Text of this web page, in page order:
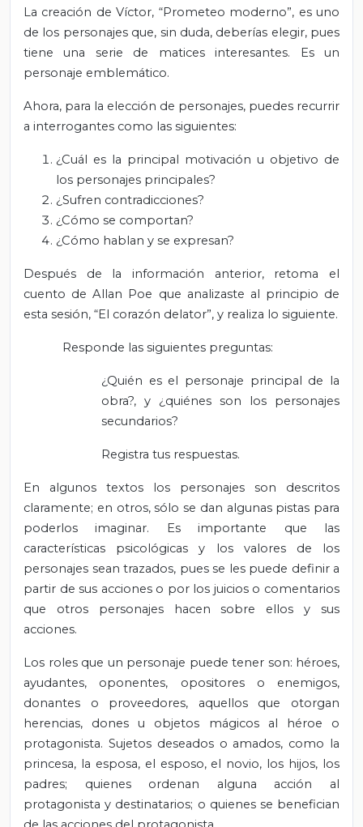
La creación de Víctor, “Prometeo moderno”, es uno
de los personajes que, sin duda, deberías elegir, pues
tiene una serie de matices interesantes. Es un
personaje emblemático.
Ahora, para la elección de personajes, puedes recurrir
a interrogantes como las siguientes:
¿Cuál es la principal motivación u objetivo de
los personajes principales?
¿Sufren contradicciones?
¿Cómo se comportan?
¿Cómo hablan y se expresan?
Después de la información anterior, retoma el
cuento de Allan Poe que analizaste al principio de
esta sesión, “El corazón delator”, y realiza lo siguiente.
Responde las siguientes preguntas:
¿Quién es el personaje principal de la
obra?, y ¿quiénes son los personajes
secundarios?
Registra tus respuestas.
En algunos textos los personajes son descritos
claramente; en otros, sólo se dan algunas pistas para
poderlos imaginar. Es importante que las
características psicológicas y los valores de los
personajes sean trazados, pues se les puede definir a
partir de sus acciones o por los juicios o comentarios
que otros personajes hacen sobre ellos y sus
acciones.
Los roles que un personaje puede tener son: héroes,
ayudantes, oponentes, opositores o enemigos,
donantes o proveedores, aquellos que otorgan
herencias, dones u objetos mágicos al héroe o
protagonista. Sujetos deseados o amados, como la
princesa, la esposa, el esposo, el novio, los hijos, los
padres; quienes ordenan alguna acción al
protagonista y destinatarios; o quienes se benefician